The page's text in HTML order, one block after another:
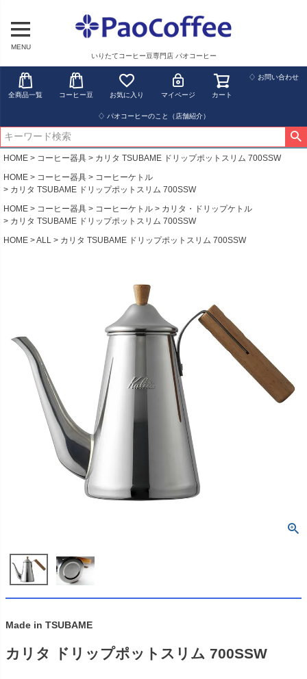
MENU
いりたてコーヒー豆専門店 パオコーヒー
全商品一覧 コーヒー豆 お気に入り マイページ カート
♢ お問い合わせ
♢ パオコーヒーのこと（店舗紹介）
HOME コーヒー器具
カリタ TSUBAME ドリップポットスリム 700SSW
HOME
コーヒー器具
コーヒーケトル
カリタ TSUBAME ドリップポットスリム 700SSW
HOME
コーヒー器具 コーヒーケトル
カリタ・ドリップケトル
カリタ TSUBAME ドリップポットスリム 700SSW
HOME
ALL カリタ TSUBAME ドリップポットスリム 700SSW
Made in TSUBAME
カリタ ドリップポットスリム 700SSW